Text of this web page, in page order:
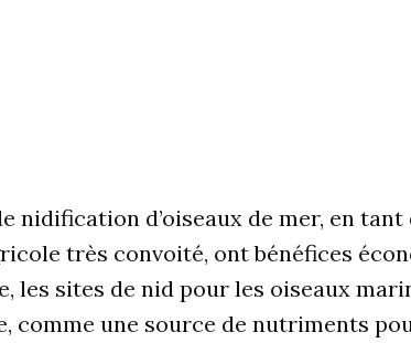
nidification d’oiseaux de mer, en tant
très convoité, ont bénéfices
les sites de nid pour les oiseaux
comme une source de nutriments